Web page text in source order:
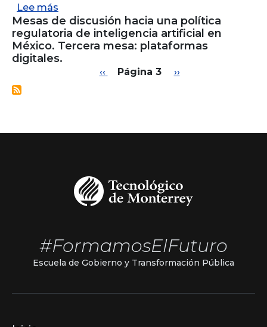
Lee más
Mesas de discusión hacia una política
regulatoria de inteligencia artificial en
México. Tercera mesa: plataformas
digitales.
Página anterior
‹‹ Página 3 Siguiente página
››
#FormamosElFuturo
Escuela de Gobierno y Transformación Pública